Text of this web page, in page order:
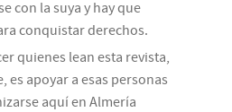
con la suya y hay que
conquistar derechos.
quienes lean esta revista,
apoyar a esas personas
aquí en Almería